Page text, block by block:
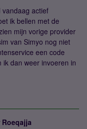
actief
ik bellen met de
mijn vorige provider
van Simyo nog niet
een code
ik dan weer invoeren in
Roeqajja